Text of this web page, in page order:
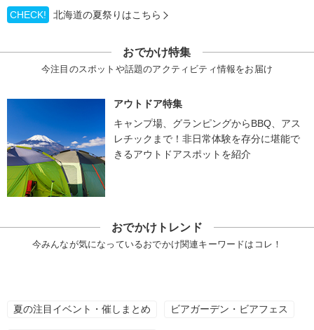
CHECK! 北海道の夏祭りはこちら
おでかけ特集
今注目のスポットや話題のアクティビティ情報をお届け
アウトドア特集
キャンプ場、グランピングからBBQ、アス
レチックまで！非日常体験を存分に堪能で
きるアウトドアスポットを紹介
おでかけトレンド
今みんなが気になっているおでかけ関連キーワードはコレ！
夏の注目イベント・催しまとめ ビアガーデン・ビアフェス